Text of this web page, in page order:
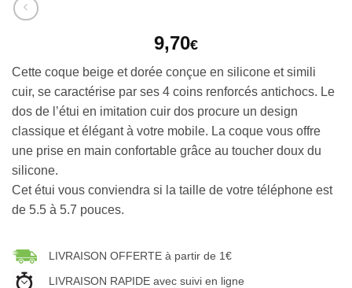
9,70€
Cette coque beige et dorée conçue en silicone et simili
cuir, se caractérise par ses 4 coins renforcés antichocs. Le
dos de l’étui en imitation cuir dos procure un design
classique et élégant à votre mobile. La coque vous offre
une prise en main confortable grâce au toucher doux du
silicone.
Cet étui vous conviendra si la taille de votre téléphone est
de 5.5 à 5.7 pouces.
LIVRAISON OFFERTE à partir de 1€
LIVRAISON RAPIDE avec suivi en ligne